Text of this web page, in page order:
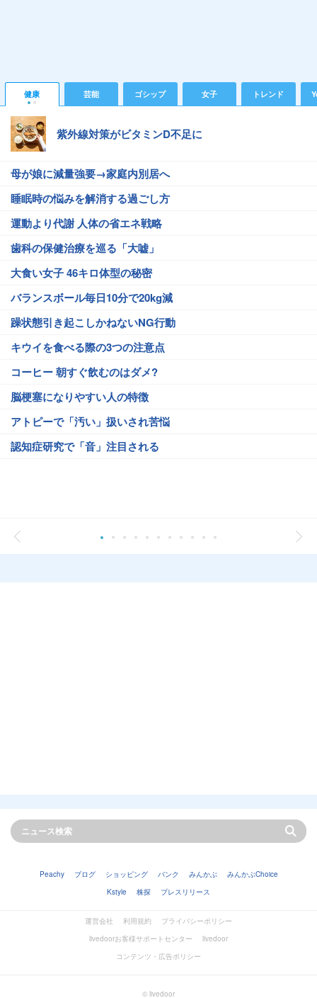
健康 芸能 ゴシップ 女子 トレンド
紫外線対策がビタミンD不足に
母が娘に減量強要→家庭内別居へ
睡眠時の悩みを解消する過ごし方
運動より代謝 人体の省エネ戦略
歯科の保健治療を巡る「大嘘」
大食い女子 46キロ体型の秘密
バランスボール毎日10分で20kg減
躁状態引き起こしかねないNG行動
キウイを食べる際の3つの注意点
コーヒー 朝すぐ飲むのはダメ?
脳梗塞になりやすい人の特徴
アトピーで「汚い」扱いされ苦悩
認知症研究で「音」注目される
Peachy ブログ ショッピング バンク みんかぶ
みんかぶChoice
Kstyle
株探 プレスリリース
運営会社 利用規約
プライバシーポリシー
livedoorお客様サポートセンター
livedoor
コンテンツ・広告ポリシー
© livedoor